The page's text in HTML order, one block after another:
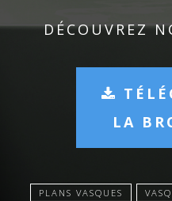
DÉCOUVREZ
LA
PLANS VASQUES